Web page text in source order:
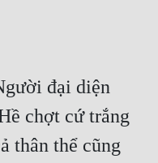
đại diện
chợt cứ trắng
thân thể cũng